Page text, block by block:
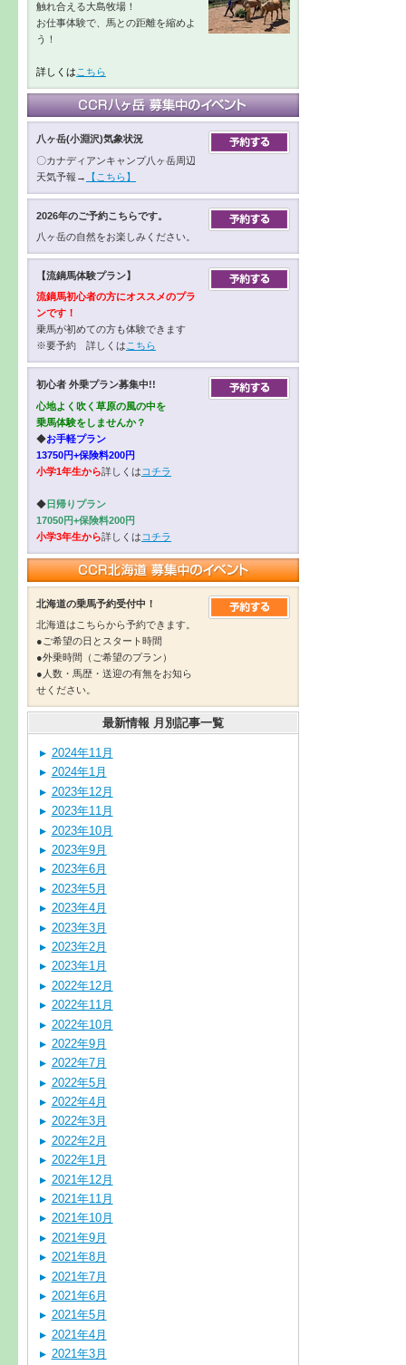
触れ合える大島牧場！
お仕事体験で、馬との距離を縮めよ
う！
詳しくは こちら
八ヶ岳(小淵沢)気象状況
〇カナディアンキャンプ八ヶ岳周辺
天気予報→
【こちら】
2026年のご予約こちらです。
八ヶ岳の自然をお楽しみください。
【流鏑馬体験プラン】
流鏑馬初心者の方にオススメのプラ
ンです！
乗馬が初めての方も体験できます
※要予約 詳しくは こちら
初心者 外乗プラン募集中!!
心地よく吹く草原の風の中を
乗馬体験をしませんか？
◆お手軽プラン
13750円+保険料200円
小学1年生から詳しくは コチラ
◆日帰りプラン
17050円+保険料200円
小学3年生から詳しくは コチラ
北海道の乗馬予約受付中！
北海道はこちらから予約できます。
●ご希望の日とスタート時間
●外乗時間（ご希望のプラン）
●人数・馬歴・送迎の有無をお知ら
せください。
最新情報 月別記事一覧
2024年11月
2024年1月
2023年12月
2023年11月
2023年10月
2023年9月
2023年6月
2023年5月
2023年4月
2023年3月
2023年2月
2023年1月
2022年12月
2022年11月
2022年10月
2022年9月
2022年7月
2022年5月
2022年4月
2022年3月
2022年2月
2022年1月
2021年12月
2021年11月
2021年10月
2021年9月
2021年8月
2021年7月
2021年6月
2021年5月
2021年4月
2021年3月